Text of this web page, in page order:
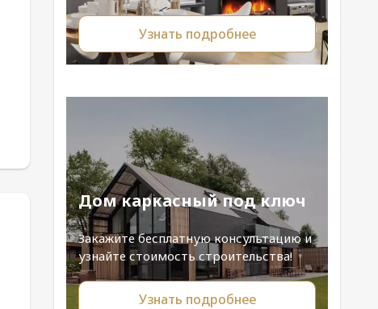
Узнать подробнее
Дом каркасный под ключ
Закажите бесплатную консультацию и
узнайте стоимость строительства!
Узнать подробнее